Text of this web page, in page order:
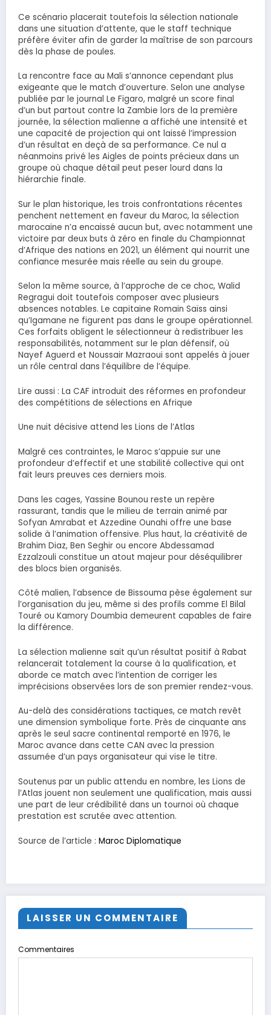
Ce scénario placerait toutefois la sélection nationale
dans une situation d’attente, que le staff technique
préfère éviter afin de garder la maîtrise de son parcours
dès la phase de poules.
La rencontre face au Mali s’annonce cependant plus
exigeante que le match d’ouverture. Selon une analyse
publiée par le journal Le Figaro, malgré un score final
d’un but partout contre la Zambie lors de la première
journée, la sélection malienne a affiché une intensité et
une capacité de projection qui ont laissé l’impression
d’un résultat en deçà de sa performance. Ce nul a
néanmoins privé les Aigles de points précieux dans un
groupe où chaque détail peut peser lourd dans la
hiérarchie finale.
Sur le plan historique, les trois confrontations récentes
penchent nettement en faveur du Maroc, la sélection
marocaine n’a encaissé aucun but, avec notamment une
victoire par deux buts à zéro en finale du Championnat
d’Afrique des nations en 2021, un élément qui nourrit une
confiance mesurée mais réelle au sein du groupe.
Selon la même source, à l’approche de ce choc, Walid
Regragui doit toutefois composer avec plusieurs
absences notables. Le capitaine Romain Saïss ainsi
qu’Igamane ne figurent pas dans le groupe opérationnel.
Ces forfaits obligent le sélectionneur à redistribuer les
responsabilités, notamment sur le plan défensif, où
Nayef Aguerd et Noussair Mazraoui sont appelés à jouer
un rôle central dans l’équilibre de l’équipe.
Lire aussi : La CAF introduit des réformes en profondeur
des compétitions de sélections en Afrique
Une nuit décisive attend les Lions de l’Atlas
Malgré ces contraintes, le Maroc s’appuie sur une
profondeur d’effectif et une stabilité collective qui ont
fait leurs preuves ces derniers mois.
Dans les cages, Yassine Bounou reste un repère
rassurant, tandis que le milieu de terrain animé par
Sofyan Amrabat et Azzedine Ounahi offre une base
solide à l’animation offensive. Plus haut, la créativité de
Brahim Diaz, Ben Seghir ou encore Abdessamad
Ezzalzouli constitue un atout majeur pour déséquilibrer
des blocs bien organisés.
Côté malien, l’absence de Bissouma pèse également sur
l’organisation du jeu, même si des profils comme El Bilal
Touré ou Kamory Doumbia demeurent capables de faire
la différence.
La sélection malienne sait qu’un résultat positif à Rabat
relancerait totalement la course à la qualification, et
aborde ce match avec l’intention de corriger les
imprécisions observées lors de son premier rendez-vous.
Au-delà des considérations tactiques, ce match revêt
une dimension symbolique forte. Près de cinquante ans
après le seul sacre continental remporté en 1976, le
Maroc avance dans cette CAN avec la pression
assumée d’un pays organisateur qui vise le titre.
Soutenus par un public attendu en nombre, les Lions de
l’Atlas jouent non seulement une qualification, mais aussi
une part de leur crédibilité dans un tournoi où chaque
prestation est scrutée avec attention.
Source de l’article : Maroc Diplomatique
LAISSER UN COMMENTAIRE
Commentaires